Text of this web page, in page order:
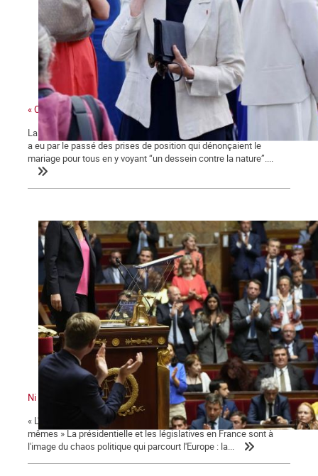
« Ces gens-là »
La ministre des collectivités territoriales, issue des Républicains,
a eu par le passé des prises de position qui dénonçaient le
mariage pour tous en y voyant “un dessein contre la nature”....
Ni le gouvernement ni l'Assemblée ne nous représente !
« L'émancipation des travailleurs sera l'œuvre des travailleurs eux-
mêmes » La présidentielle et les législatives en France sont à
l'image du chaos politique qui parcourt l'Europe : la...